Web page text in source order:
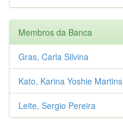
Membros da Banca
Gras, Carla Silvina
Kato, Karina Yoshie Martins
Leite, Sergio Pereira